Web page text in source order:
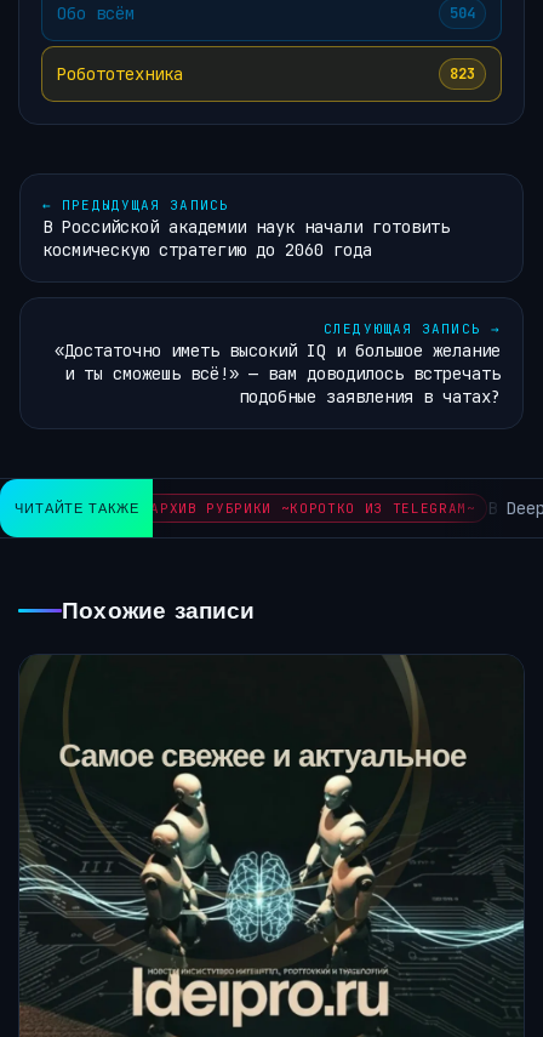
Обо всём 504
Робототехника 823
← ПРЕДЫДУЩАЯ ЗАПИСЬ
В Российской академии наук начали готовить
космическую стратегию до 2060 года
СЛЕДУЮЩАЯ ЗАПИСЬ →
«Достаточно иметь высокий IQ и большое желание
и ты сможешь всё!» — вам доводилось встречать
подобные заявления в чатах?
ЧИТАЙТЕ ТАКЖЕ АРХИВ РУБРИКИ ~КОРОТКО ИЗ TELEGRAM~ В
Похожие записи